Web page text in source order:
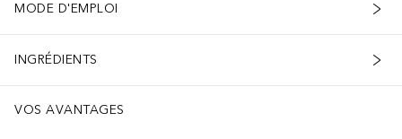
MODE D'EMPLOI
INGRÉDIENTS
VOS AVANTAGES